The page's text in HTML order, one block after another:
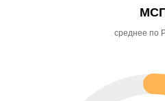
среднее по